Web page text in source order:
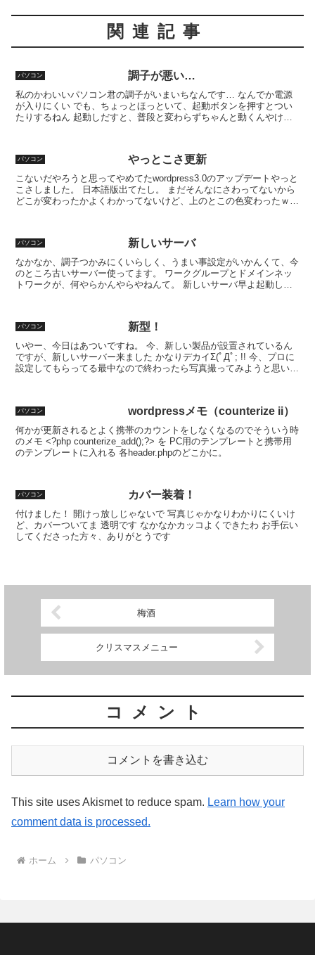
関連記事
パソコン 調子が悪い…
私のかわいいパソコン君の調子がいまいちなんです… なんでか電源
が入りにくい でも、ちょっとほっといて、起動ボタンを押すとつい
たりするねん 起動しだすと、普段と変わらずちゃんと動くんやけど
パソコン やっとこさ更新
こないだやろうと思ってやめてたwordpress3.0のアップデートやっと
こさしました。 日本語版出てたし。 まだそんなにさわってないから
どこが変わったかよくわかってないけど、上のとこの色変わったｗ
パソコン 新しいサーバ
なかなか、調子つかみにくいらしく、うまい事設定がいかんくて、今
のところ古いサーバー使ってます。 ワークグループとドメインネッ
トワークが、何やらかんやらやねんて。 新しいサーバ早よ起動しぃ
パソコン 新型！
いやー、今日はあついですね。 今、新しい製品が設置されているん
ですが、新しいサーバー来ました かなりデカイΣ(ﾟДﾟ; !! 今、プロに
設定してもらってる最中なので終わったら写真撮ってみようと思いま
パソコン wordpressメモ（counterize ii）
何かが更新されるとよく携帯のカウントをしなくなるのでそういう時
のメモ <?php counterize_add();?> を PC用のテンプレートと携帯用
のテンプレートに入れる 各header.phpのどこかに。
パソコン カバー装着！
付けました！ 開けっ放しじゃないで 写真じゃかなりわかりにくいけ
ど、カバーついてま 透明です なかなかカッコよくできたわ お手伝い
してくださった方々、ありがとうです
梅酒
クリスマスメニュー
コメント
コメントを書き込む
This site uses Akismet to reduce spam. Learn how your
comment data is processed.
ホーム パソコン